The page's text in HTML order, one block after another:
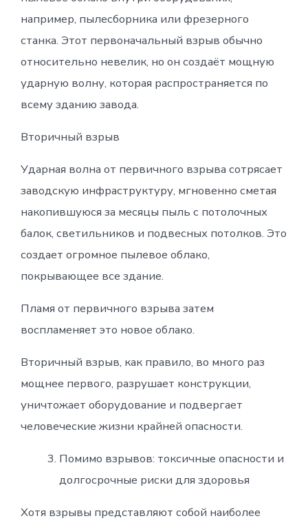
например, пылесборника или фрезерного
станка. Этот первоначальный взрыв обычно
относительно невелик, но он создаёт мощную
ударную волну, которая распространяется по
всему зданию завода.
Вторичный взрыв
Ударная волна от первичного взрыва сотрясает
заводскую инфраструктуру, мгновенно сметая
накопившуюся за месяцы пыль с потолочных
балок, светильников и подвесных потолков. Это
создает огромное пылевое облако,
покрывающее все здание.
Пламя от первичного взрыва затем
воспламеняет это новое облако.
Вторичный взрыв, как правило, во много раз
мощнее первого, разрушает конструкции,
уничтожает оборудование и подвергает
человеческие жизни крайней опасности.
Помимо взрывов: токсичные опасности и
долгосрочные риски для здоровья
Хотя взрывы представляют собой наиболее